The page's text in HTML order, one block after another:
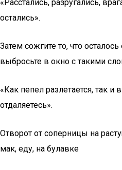
«Расстались, разругались,
остались».
Затем сожгите то, что
выбросьте в окно с такими
«Как пепел разлетается, так и
отдаляетесь».
Отворот от соперницы на
мак, еду, на булавке